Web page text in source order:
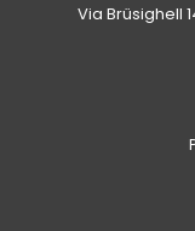
Via Brüsighell